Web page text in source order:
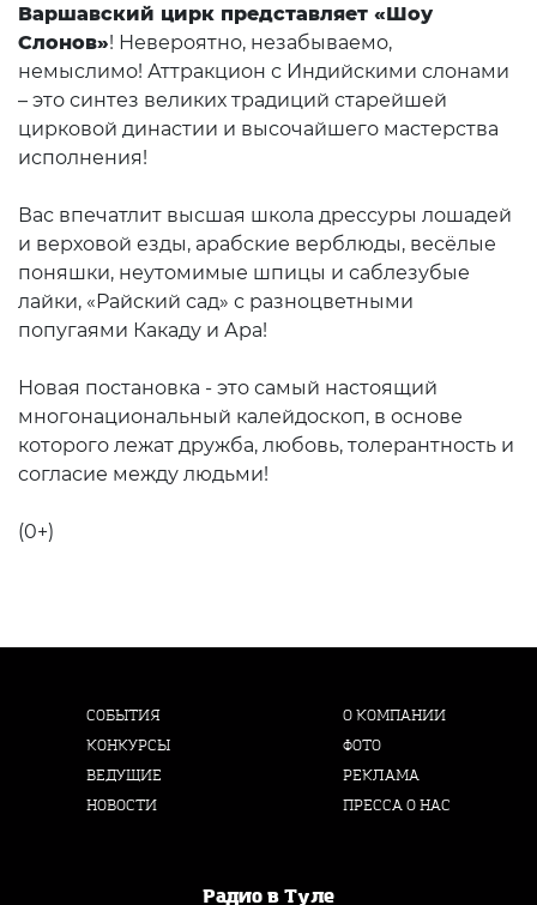
Варшавский цирк представляет «Шоу
Слонов»! Невероятно, незабываемо,
немыслимо! Аттракцион с Индийскими слонами
– это синтез великих традиций старейшей
цирковой династии и высочайшего мастерства
исполнения!
Вас впечатлит высшая школа дрессуры лошадей
и верховой езды, арабские верблюды, весёлые
поняшки, неутомимые шпицы и саблезубые
лайки, «Райский сад» с разноцветными
попугаями Какаду и Ара!
Новая постановка - это самый настоящий
многонациональный калейдоскоп, в основе
которого лежат дружба, любовь, толерантность и
согласие между людьми!
(0+)
СОБЫТИЯ
КОНКУРСЫ
ВЕДУЩИЕ
НОВОСТИ
О КОМПАНИИ
ФОТО
РЕКЛАМА
ПРЕССА О НАС
Радио в Туле